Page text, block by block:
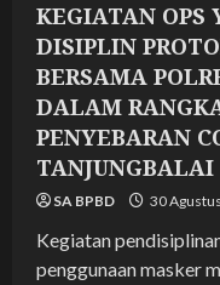
KEGIATAN OPS
DISIPLIN
BERSAMA
DALAM
PENYEBARAN
TANJUNGBALAI
SA BPBD 30
Kegiatan
penggunaan masker